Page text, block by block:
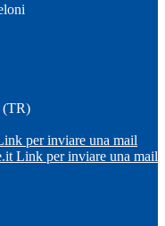
(TR)
per inviare una mail
Link per inviare una mail